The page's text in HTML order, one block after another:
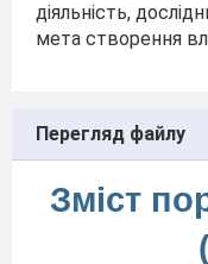
діяльність,
мета створення
Перегляд файлу
Зміст